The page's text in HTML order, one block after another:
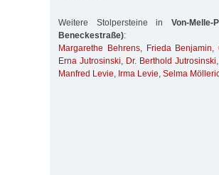
Weitere Stolpersteine in Von-
Beneckestraße):
Margarethe Behrens, Frieda Benjamin,
Erna Jutrosinski, Dr. Berthold Jutrosinski,
Manfred Levie, Irma Levie, Selma